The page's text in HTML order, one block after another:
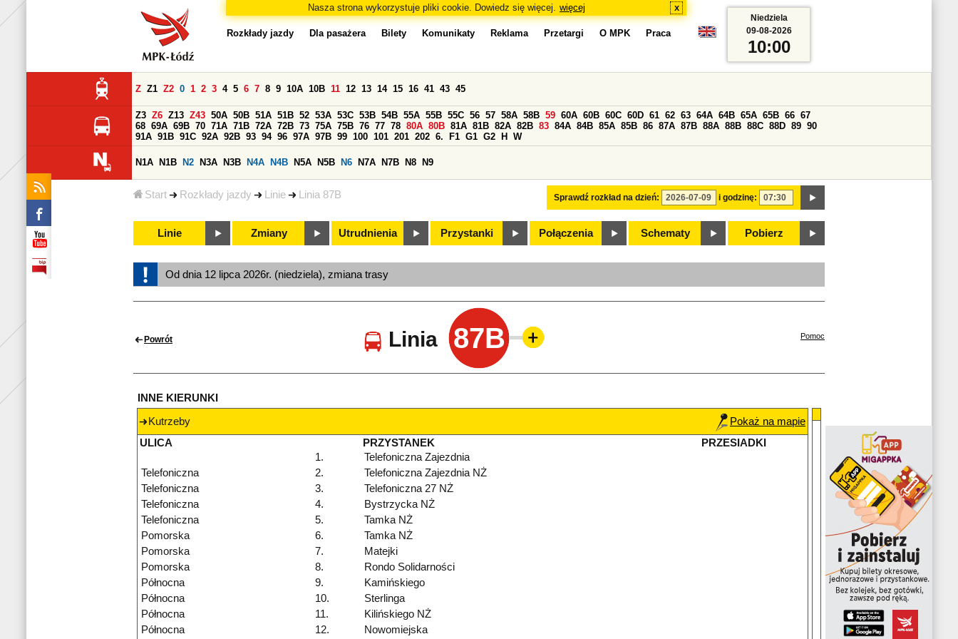
Nasza strona wykorzystuje pliki cookie. Dowiedz się więcej. więcej x
Start Rozkłady jazdy Linie Linia 87B
Rozkłady jazdy Dla pasażera Bilety Komunikaty Reklama Przetargi O MPK Praca
Sprawdź rozkład na dzień: i godzinę:
Z Z1 Z2 0 1 2 3 4 5 6 7 8 9 10A 10B 11 12 13 14 15 16 41 43 45
Z3 Z6 Z13 Z43 50A 50B 51A 51B 52 53A 53C 53B 54B 55A 55B 55C 56 57 58A 58B 59 60A 60B 60C 60D 61 62 63 64A 64B 65A 65B 66 67
68 69A 69B 70 71A 71B 72A 72B 73 75A 75B 76 77 78 80A 80B 81A 81B 82A 82B 83 84A 84B 85A 85B 86 87A 87B 88A 88B 88C 88D 89 90
91A 91B 91C 92A 92B 93 94 96 97A 97B 99 100 101 201 202 6. F1 G1 G2 H W
N1A N1B N2 N3A N3B N4A N4B N5A N5B N6 N7A N7B N8 N9
Linie Zmiany Utrudnienia Przystanki Połączenia Schematy Pobierz
Niedziela
09-08-2026
10:00
Od dnia 12 lipca 2026r. (niedziela), zmiana trasy
Powrót Linia 87B Pomoc
INNE KIERUNKI
Kutrzeby
Pokaż na mapie
ULICA
PRZYSTANEK
PRZESIADKI
1.
Telefoniczna Zajezdnia
Telefoniczna
2.
Telefoniczna Zajezdnia NŻ
Telefoniczna
3.
Telefoniczna 27 NŻ
Telefoniczna
4.
Bystrzycka NŻ
Telefoniczna
5.
Tamka NŻ
Pomorska
6.
Tamka NŻ
Pomorska
7.
Matejki
Pomorska
8.
Rondo Solidarności
Północna
9.
Kamińskiego
Północna
10.
Sterlinga
Północna
11.
Kilińskiego NŻ
Północna
12. Nowomiejska